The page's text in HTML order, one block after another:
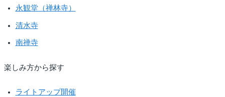
永観堂（禅林寺）
清水寺
南禅寺
楽しみ方から探す
ライトアップ開催